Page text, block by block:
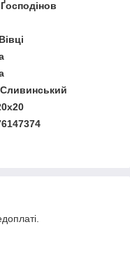
Ґосподінов